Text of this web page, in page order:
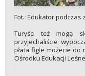
Fot.: Edukator podczas
Turyści też mogą
przyjechaliście
płata figle możecie do
Ośrodku Edukacji